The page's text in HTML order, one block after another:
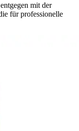
mit der
für professionelle